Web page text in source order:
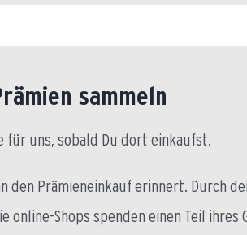
sammeln
für uns, sobald Du dort einkaufst.
den Prämieneinkauf erinnert. Durch
Shops spenden einen Teil ihres